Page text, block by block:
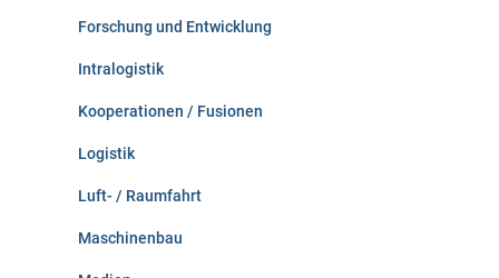
Forschung und Entwicklung
Intralogistik
Kooperationen / Fusionen
Logistik
Luft- / Raumfahrt
Maschinenbau